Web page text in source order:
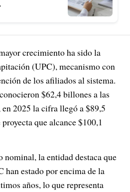
crecimiento ha sido la
(UPC), mecanismo con
de los afiliados al sistema.
$62,4 billones a las
2025 la cifra llegó a $89,5
que alcance $100,1
nominal, la entidad destaca que
han estado por encima de la
años, lo que representa